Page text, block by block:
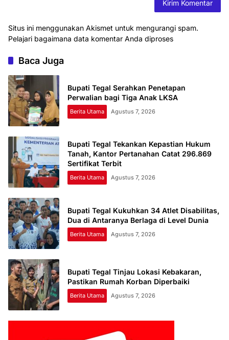
Situs ini menggunakan Akismet untuk mengurangi spam.
Pelajari bagaimana data komentar Anda diproses
Baca Juga
Bupati Tegal Serahkan Penetapan
Perwalian bagi Tiga Anak LKSA
Berita Utama Agustus 7, 2026
Bupati Tegal Tekankan Kepastian Hukum
Tanah, Kantor Pertanahan Catat 296.869
Sertifikat Terbit
Berita Utama Agustus 7, 2026
Bupati Tegal Kukuhkan 34 Atlet Disabilitas,
Dua di Antaranya Berlaga di Level Dunia
Berita Utama Agustus 7, 2026
Bupati Tegal Tinjau Lokasi Kebakaran,
Pastikan Rumah Korban Diperbaiki
Berita Utama Agustus 7, 2026